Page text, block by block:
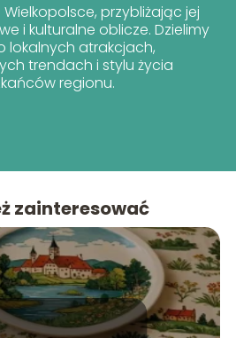
przybliżając jej
i kulturalne oblicze. Dzielimy
lokalnych atrakcjach,
trendach i stylu życia
regionu.
zainteresować